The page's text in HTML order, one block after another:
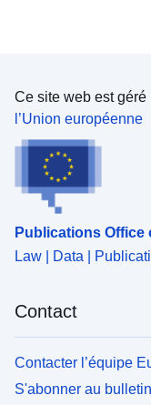
Ce site web est géré
l’Union européenne
Publications Office
Law | Data |
Contact
Contacter l’équipe
S'abonner au